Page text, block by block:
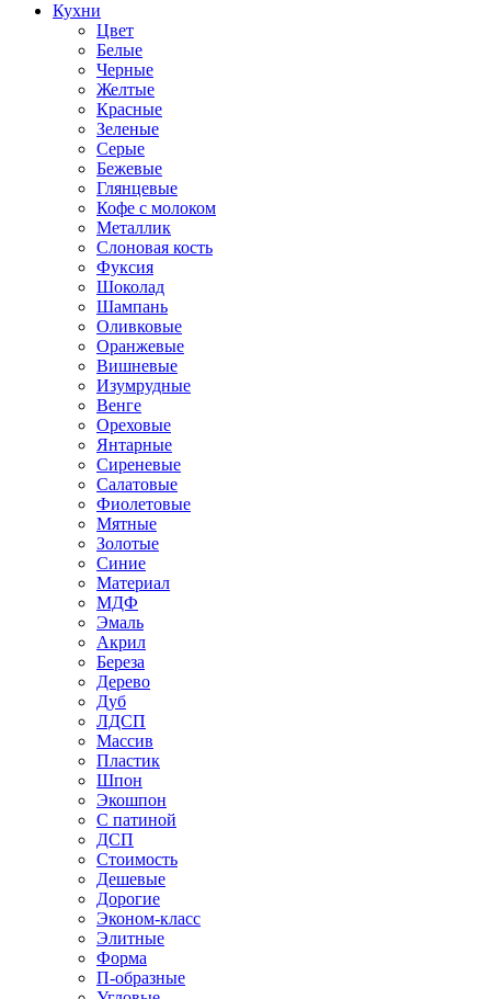
Кухни
Цвет
Белые
Черные
Желтые
Красные
Зеленые
Серые
Бежевые
Глянцевые
Кофе с молоком
Металлик
Слоновая кость
Фуксия
Шоколад
Шампань
Оливковые
Оранжевые
Вишневые
Изумрудные
Венге
Ореховые
Янтарные
Сиреневые
Салатовые
Фиолетовые
Мятные
Золотые
Синие
Материал
МДФ
Эмаль
Акрил
Береза
Дерево
Дуб
ЛДСП
Массив
Пластик
Шпон
Экошпон
С патиной
ДСП
Стоимость
Дешевые
Дорогие
Эконом-класс
Элитные
Форма
П-образные